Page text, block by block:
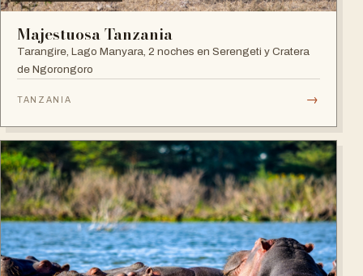
Majestuosa Tanzania
Tarangire, Lago Manyara, 2 noches en Serengeti y Cratera
de Ngorongoro
TANZANIA →